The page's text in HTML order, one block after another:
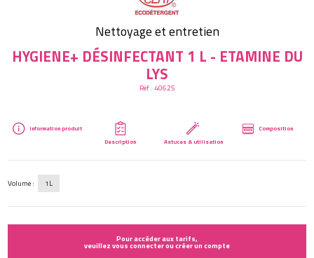
Nettoyage et entretien
HYGIENE+ DÉSINFECTANT 1 L - ETAMINE DU
LYS
Réf :40625
Information produit
Description
Astuces & utilisation
Composition
Volume : 1L
Pour accéder aux tarifs,
veuillez vous connecter ou créer un compte